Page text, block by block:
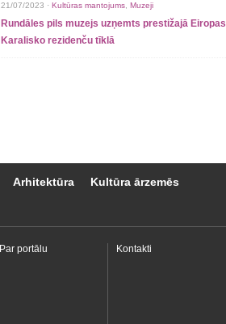
21/07/2023 · Kultūras mantojums Muzeji
Rundāles pils muzejs uzņemts prestižajā Eiropas
Karalisko rezidenču tīklā
Arhitektūra Kultūra ārzemēs
Par portālu Kontakti